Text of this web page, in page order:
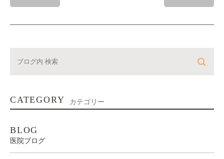
CATEGORY カテゴリー
BLOG
医院ブログ